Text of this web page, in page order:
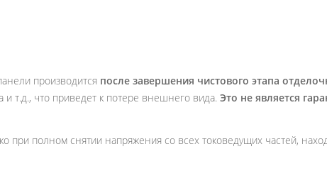
производится после завершения чистового этапа
и т.д., что приведет к потере внешнего вида. Это не является
при полном снятии напряжения со всех токоведущих частей,